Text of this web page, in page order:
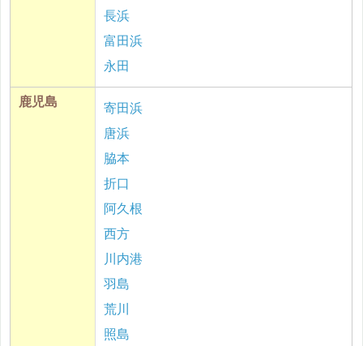
長浜
富田浜
永田
鹿児島
寄田浜
唐浜
脇本
折口
阿久根
西方
川内港
羽島
荒川
照島